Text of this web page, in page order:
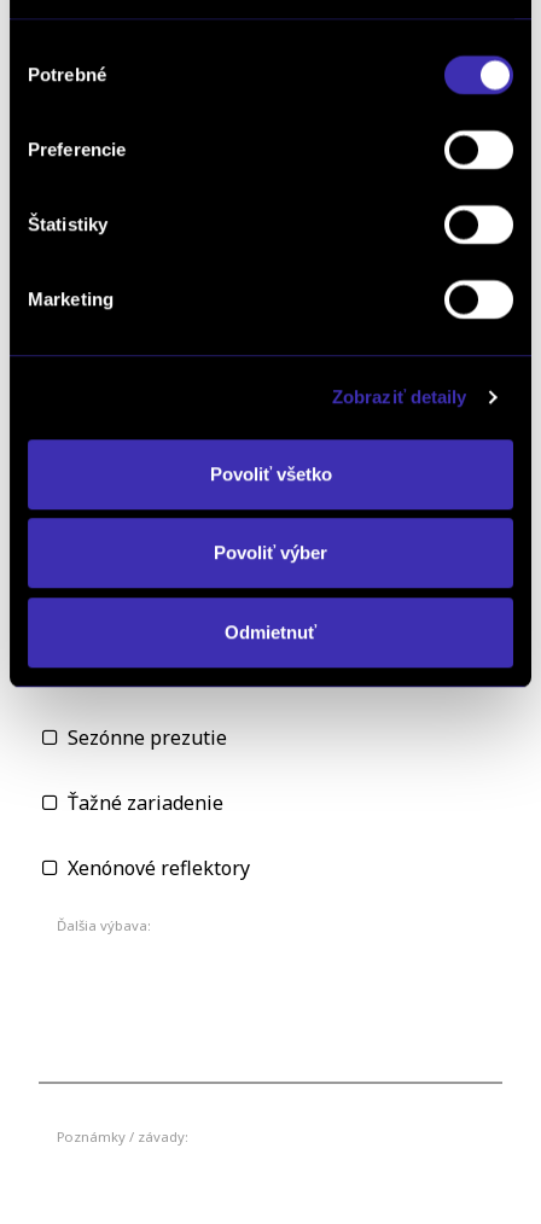
súhlasu
Potrebné
Preferencie
Štatistiky
Marketing
Zobraziť detaily
Povoliť všetko
Povoliť výber
Odmietnuť
Havarované
Hliníkové disky
Klimatizácia
Kožený interier
Parkovací senzor zadný
Posilovač riadenia
Servisná knižka
Sezónne prezutie
Ťažné zariadenie
Xenónové reflektory
Ďalšia výbava:
Poznámky / závady: